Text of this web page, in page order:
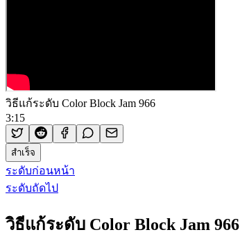
วิธีแก้ระดับ Color Block Jam 966
3:15
สำเร็จ
ระดับก่อนหน้า
ระดับถัดไป
วิธีแก้ระดับ Color Block Jam 966